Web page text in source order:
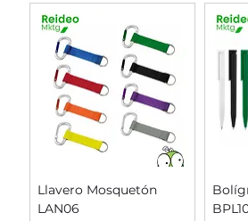
Llavero Mosquetón
LAN06